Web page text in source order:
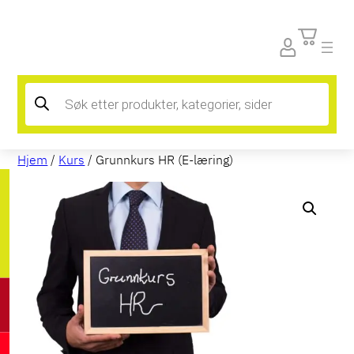
Products
search
Hjem / Kurs / Grunnkurs HR (E-læring)